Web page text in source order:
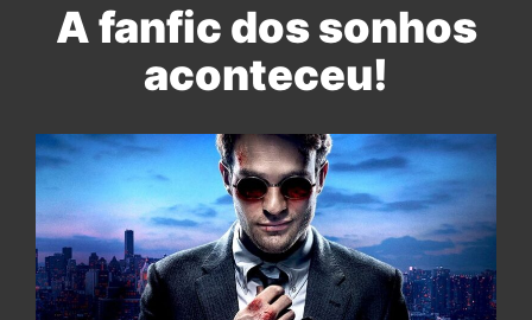
A fanfic dos sonhos
aconteceu!